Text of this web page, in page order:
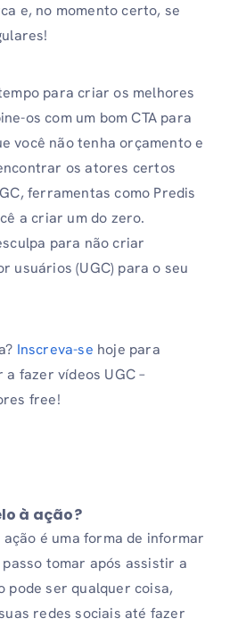
e, no momento certo, se
para criar os melhores
os com um bom CTA para
você não tenha orçamento e
os atores certos
ferramentas como Predis
a criar um do zero.
para não criar
usuários (UGC) para o seu
Inscreva-se hoje para
a fazer vídeos UGC –
free!
à ação?
é uma forma de informar
tomar após assistir a
pode ser qualquer coisa,
redes sociais até fazer